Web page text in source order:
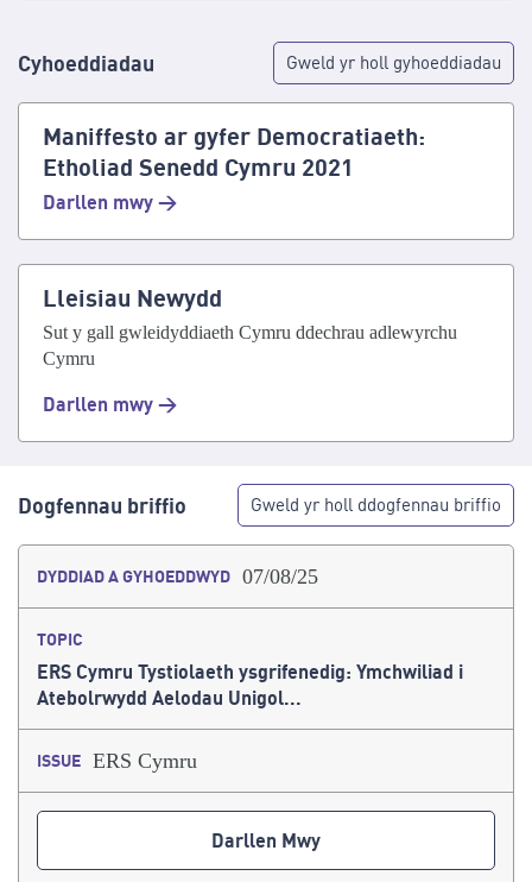
Cyhoeddiadau Gweld yr holl gyhoeddiadau
Maniffesto ar gyfer Democratiaeth:
Etholiad Senedd Cymru 2021
Darllen mwy >
Lleisiau Newydd
Sut y gall gwleidyddiaeth Cymru ddechrau adlewyrchu
Cymru
Darllen mwy >
Dogfennau briffio Gweld yr holl ddogfennau briffio
DYDDIAD A GYHOEDDWYD 07/08/25
TOPIC
ERS Cymru Tystiolaeth ysgrifenedig: Ymchwiliad i
Atebolrwydd Aelodau Unigol...
ISSUE ERS Cymru
Darllen Mwy